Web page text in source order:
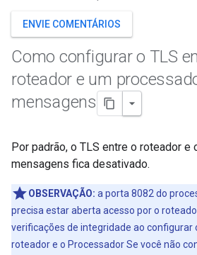
ENVIE COMENTÁRIOS
Como configurar o TLS
roteador e um
mensagens
Por padrão, o TLS entre o roteador e
mensagens fica desativado.
OBSERVAÇÃO: a porta 8082 do
precisa estar aberta acesso por o
verificações de integridade ao configurar
roteador e o Processador Se você não